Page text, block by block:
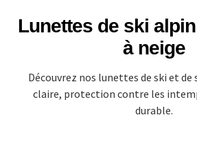
Lunettes de ski
à neige
Découvrez nos lunettes de ski et de
claire, protection contre les
durable.